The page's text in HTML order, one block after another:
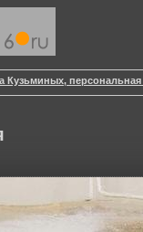
Кузьминых, персональная